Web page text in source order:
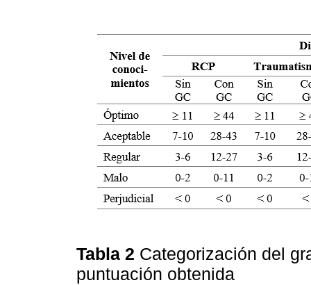
Tabla 2 Categorización del
puntuación obtenida